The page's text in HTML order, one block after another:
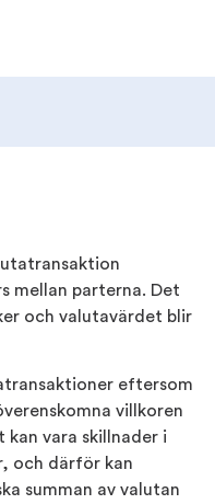
mellan parterna. Det
och valutavärdet blir
eftersom
villkoren
vara skillnader i
och därför kan
summan av valutan